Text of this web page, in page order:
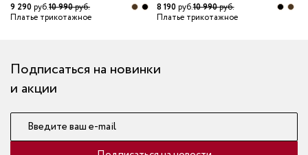
9 290руб.10 990руб.
Платье трикотажное
8 190руб.10 990руб.
Платье трикотажное
Подписаться на новинки
и акции
Введите ваш e-mail